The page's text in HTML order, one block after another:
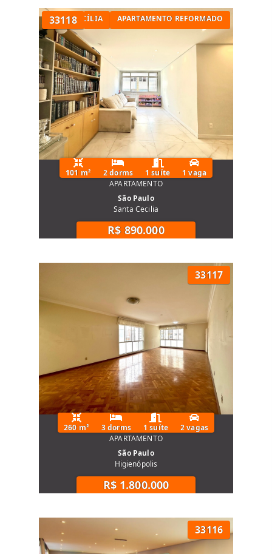
33118
NA SANTA CECÍLIA APARTAMENTO REFORMADO
101 m² 2 dorms 1 suíte
1 vaga
APARTAMENTO
São Paulo
Santa Cecilia
R$ 890.000
33117
260 m² 3 dorms 1 suíte
2 vagas
APARTAMENTO
São Paulo
Higienópolis
R$ 1.800.000
33116